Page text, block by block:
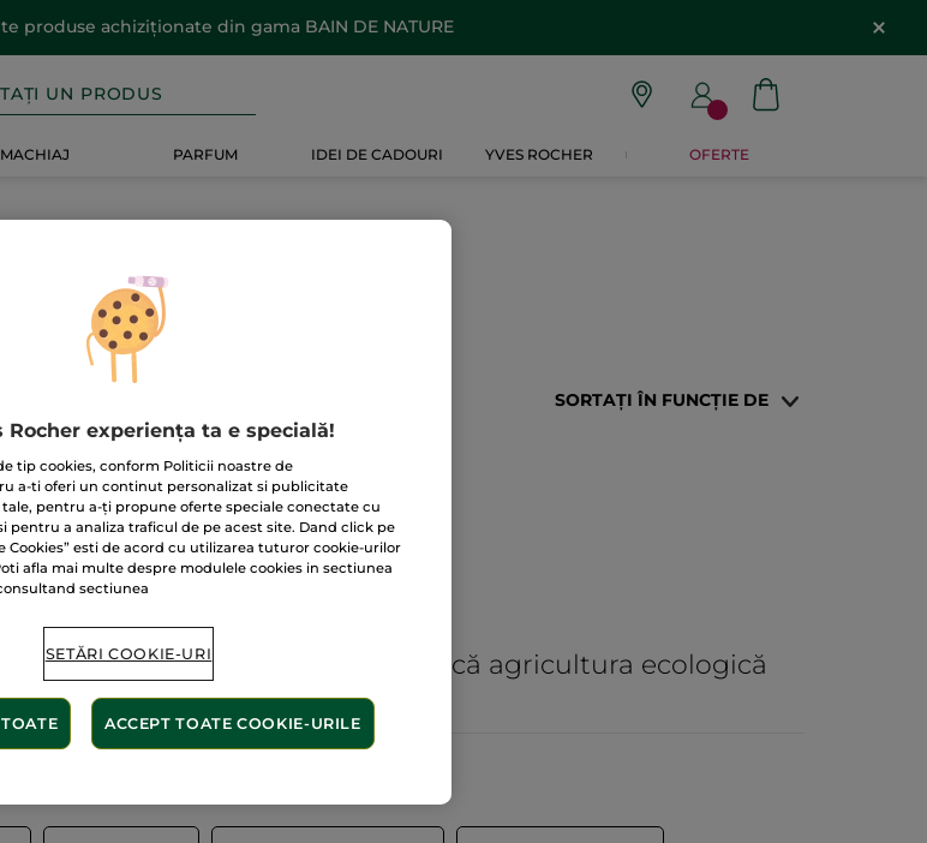
produse achiziționate din gama BAIN DE NATURE
MACHIAJ PARFUM IDEI DE CADOURI YVES ROCHER OFERTE
SORTAȚI ÎN FUNCȚIE DE
60 de hectare
terenuri pe care se practică agricultura ecologică
Rocher experiența ta e specială!
tip cookies, conform Politicii noastre de
a-ti oferi un continut personalizat si publicitate
pentru a-ți propune oferte speciale conectate cu
pentru a analiza traficul de pe acest site. Dand click pe
Cookies” esti de acord cu utilizarea tuturor cookie-urilor
afla mai multe despre modulele cookies in sectiunea
sectiunea
SETĂRI COOKIE-URI
ACCEPT TOATE COOKIE-URILE